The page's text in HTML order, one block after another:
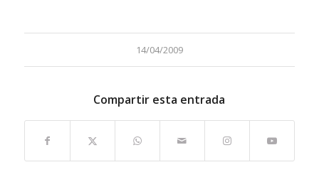
14/04/2009
Compartir esta entrada